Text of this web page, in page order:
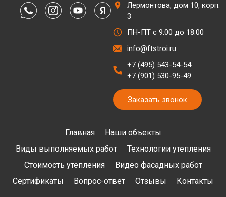
Главная
Наши объекты
Виды выполняемых работ
Технологии утепления
Стоимость утепления
Видео фасадных работ
Сертификаты
Вопрос-ответ Отзывы Контакты
Лермонтова, дом 10, корп.
3
ПН-ПТ с 9:00 до 18:00
info@ftstroi.ru
+7 (495) 543-54-54
+7 (901) 530-95-49
Заказать звонок